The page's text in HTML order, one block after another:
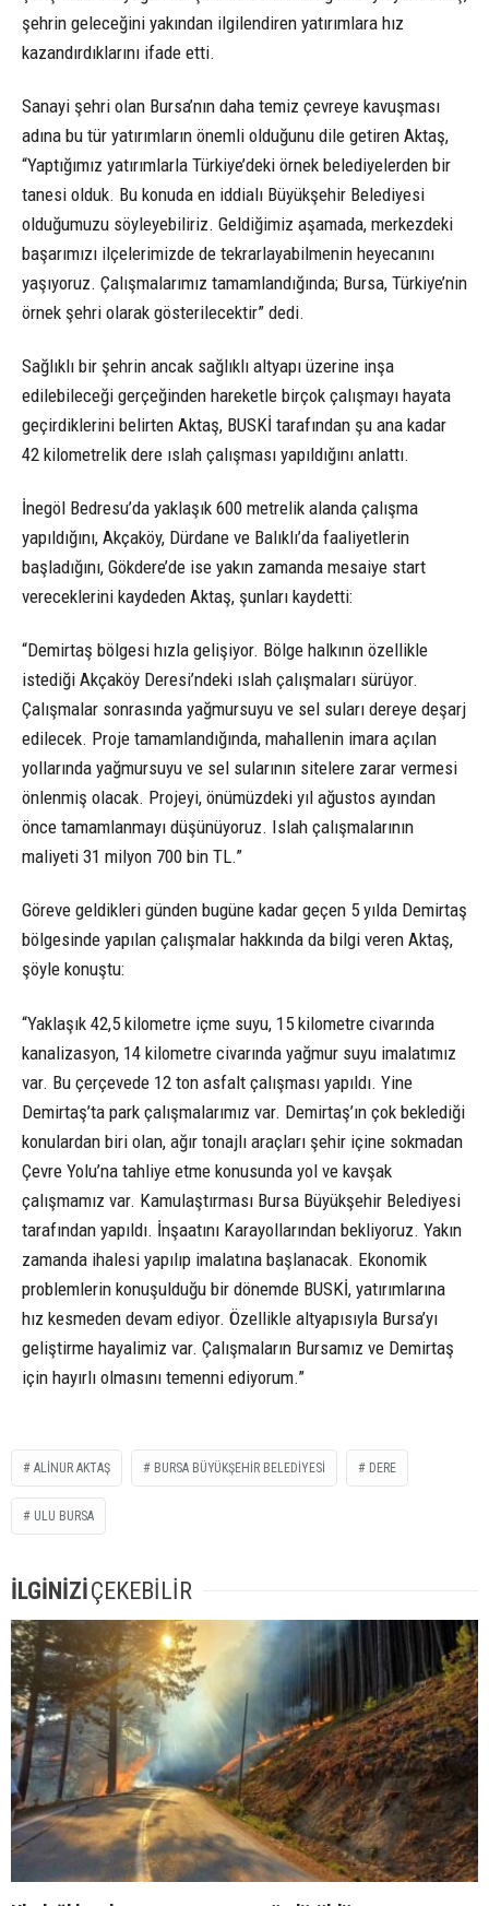
şehrin geleceğini yakından ilgilendiren yatırımlara hız
kazandırdıklarını ifade etti.
Sanayi şehri olan Bursa’nın daha temiz çevreye kavuşması
adına bu tür yatırımların önemli olduğunu dile getiren Aktaş,
“Yaptığımız yatırımlarla Türkiye’deki örnek belediyelerden bir
tanesi olduk. Bu konuda en iddialı Büyükşehir Belediyesi
olduğumuzu söyleyebiliriz. Geldiğimiz aşamada, merkezdeki
başarımızı ilçelerimizde de tekrarlayabilmenin heyecanını
yaşıyoruz. Çalışmalarımız tamamlandığında; Bursa, Türkiye’nin
örnek şehri olarak gösterilecektir” dedi.
Sağlıklı bir şehrin ancak sağlıklı altyapı üzerine inşa
edilebileceği gerçeğinden hareketle birçok çalışmayı hayata
geçirdiklerini belirten Aktaş, BUSKİ tarafından şu ana kadar
42 kilometrelik dere ıslah çalışması yapıldığını anlattı.
İnegöl Bedresu’da yaklaşık 600 metrelik alanda çalışma
yapıldığını, Akçaköy, Dürdane ve Balıklı’da faaliyetlerin
başladığını, Gökdere’de ise yakın zamanda mesaiye start
vereceklerini kaydeden Aktaş, şunları kaydetti:
“Demirtaş bölgesi hızla gelişiyor. Bölge halkının özellikle
istediği Akçaköy Deresi’ndeki ıslah çalışmaları sürüyor.
Çalışmalar sonrasında yağmursuyu ve sel suları dereye deşarj
edilecek. Proje tamamlandığında, mahallenin imara açılan
yollarında yağmursuyu ve sel sularının sitelere zarar vermesi
önlenmiş olacak. Projeyi, önümüzdeki yıl ağustos ayından
önce tamamlanmayı düşünüyoruz. Islah çalışmalarının
maliyeti 31 milyon 700 bin TL.”
Göreve geldikleri günden bugüne kadar geçen 5 yılda Demirtaş
bölgesinde yapılan çalışmalar hakkında da bilgi veren Aktaş,
şöyle konuştu:
“Yaklaşık 42,5 kilometre içme suyu, 15 kilometre civarında
kanalizasyon, 14 kilometre civarında yağmur suyu imalatımız
var. Bu çerçevede 12 ton asfalt çalışması yapıldı. Yine
Demirtaş’ta park çalışmalarımız var. Demirtaş’ın çok beklediği
konulardan biri olan, ağır tonajlı araçları şehir içine sokmadan
Çevre Yolu’na tahliye etme konusunda yol ve kavşak
çalışmamız var. Kamulaştırması Bursa Büyükşehir Belediyesi
tarafından yapıldı. İnşaatını Karayollarından bekliyoruz. Yakın
zamanda ihalesi yapılıp imalatına başlanacak. Ekonomik
problemlerin konuşulduğu bir dönemde BUSKİ, yatırımlarına
hız kesmeden devam ediyor. Özellikle altyapısıyla Bursa’yı
geliştirme hayalimiz var. Çalışmaların Bursamız ve Demirtaş
için hayırlı olmasını temenni ediyorum.”
ALINUR AKTAŞ BURSA BÜYÜKŞEHIR BELEDIYESI DERE
ULU BURSA
İLGİNİZİÇEKEBİLİR